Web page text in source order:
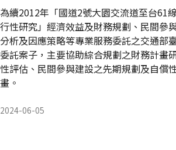
為續2012年「國道2號大園交流道至台61
行性研究」經濟效益及財務規劃、民間參
分析及因應策略等專業服務委託之交通部
委託案子，主要協助綜合規劃之財務計畫
性評估、民間參與建設之先期規劃及自償
畫。
2024-06-05